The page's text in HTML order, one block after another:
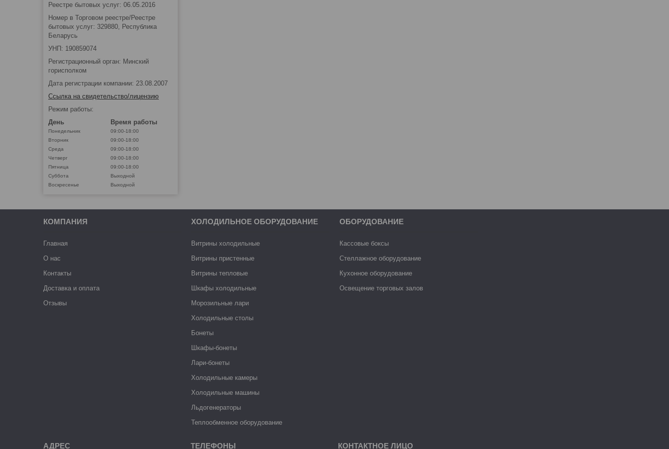
Реестре бытовых услуг: 06.05.2016
Номер в Торговом реестре/Реестре
бытовых услуг: 329880, Республика
Беларусь
УНП: 190859074
Регистрационный орган: Минский
горисполком
Дата регистрации компании: 23.08.2007
Ссылка на свидетельство/лицензию
Режим работы:
День
Время работы
Понедельник
09:00-18:00
Вторник
09:00-18:00
Среда
09:00-18:00
Четверг
09:00-18:00
Пятница
09:00-18:00
Суббота
Выходной
Воскресенье
Выходной
КОМПАНИЯ
Главная
О нас
Контакты
Доставка и оплата
Отзывы
ХОЛОДИЛЬНОЕ ОБОРУДОВАНИЕ
Витрины холодильные
Витрины пристенные
Витрины тепловые
Шкафы холодильные
Морозильные лари
Холодильные столы
Бонеты
Шкафы-бонеты
Лари-бонеты
Холодильные камеры
Холодильные машины
Льдогенераторы
Теплообменное оборудование
ОБОРУДОВАНИЕ
Кассовые боксы
Стеллажное оборудование
Кухонное оборудование
Освещение торговых залов